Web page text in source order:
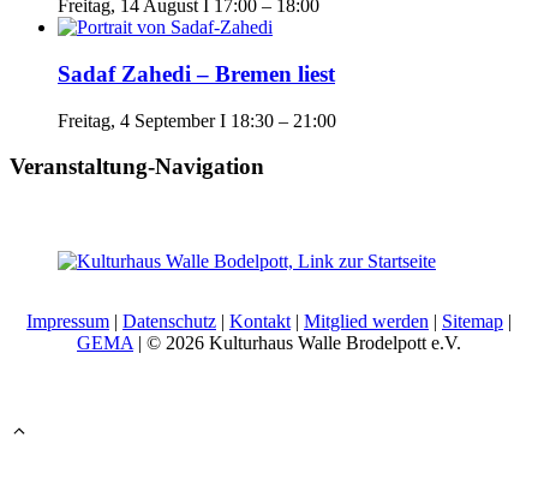
Freitag, 14 August I 17:00 – 18:00
Sadaf Zahedi – Bremen liest
Freitag, 4 September I 18:30 – 21:00
Veranstaltung-Navigation
Impressum | Datenschutz | Kontakt | Mitglied werden | Sitemap |
GEMA | © 2026 Kulturhaus Walle Brodelpott e.V.